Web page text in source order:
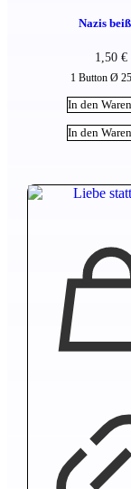
Nazis
1,50 €
1 Button Ø
In den
In den